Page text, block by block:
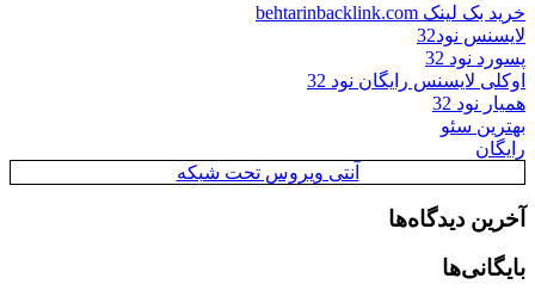
خرید بک لینک behtarinbacklink.com
لایسنس نود32
پسورد نود 32
اوکلی لایسنس رایگان نود 32
همیار نود 32
بهترین سئو
رایگان
آنتی ویروس تحت شبکه
آخرین دیدگاه‌ها
بایگانی‌ها